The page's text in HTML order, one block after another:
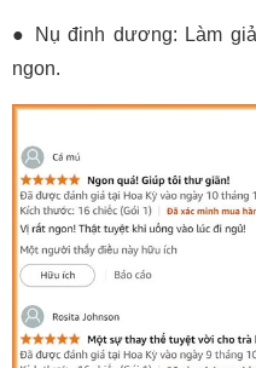
●
Nụ đinh dương: Làm
ngon.